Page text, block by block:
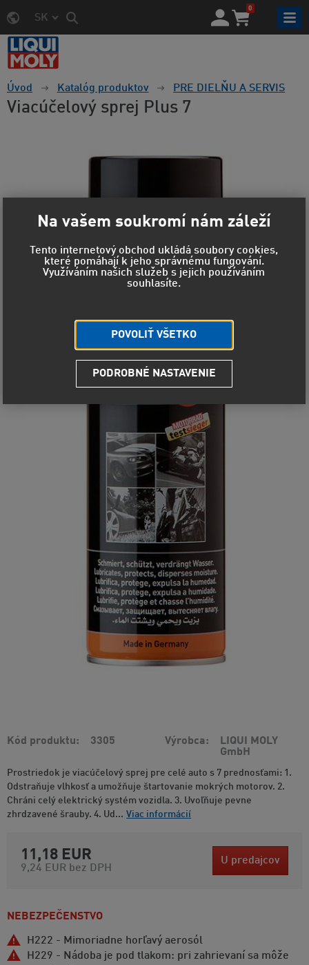
SK
0
Úvod Katalóg produktov PRE DIELŇU A SERVIS
Viacúčelový sprej Plus 7
Kód produktu 3305 Výrobca
LIQUI MOLY
GmbH
Prostriedok je viacúčelový sprej pre celé auto s 7 prednosťami: 1.
Odstraňuje vlhkosť a umožňuje štartovanie mokrých motorov. 2.
Chráni celý elektrický systém vozidla. 3. Uvoľňuje pevne
zhrdzavené šrauby. 4. Ud... Viac informácií
11,18 EUR
9,24 EUR bez DPH
U predajcov
H222 - Mimoriadne horľavý aerosól
H229 - Nádoba je pod tlakom: pri zahrievaní sa môže
NEBEZPEČENSTVO
Na vašem soukromí nám záleží
Tento internetový obchod ukládá soubory cookies,
které pomáhají k jeho správnému fungování.
Využíváním našich služeb s jejich používáním
souhlasíte.
POVOLIŤ VŠETKO
PODROBNÉ NASTAVENIE